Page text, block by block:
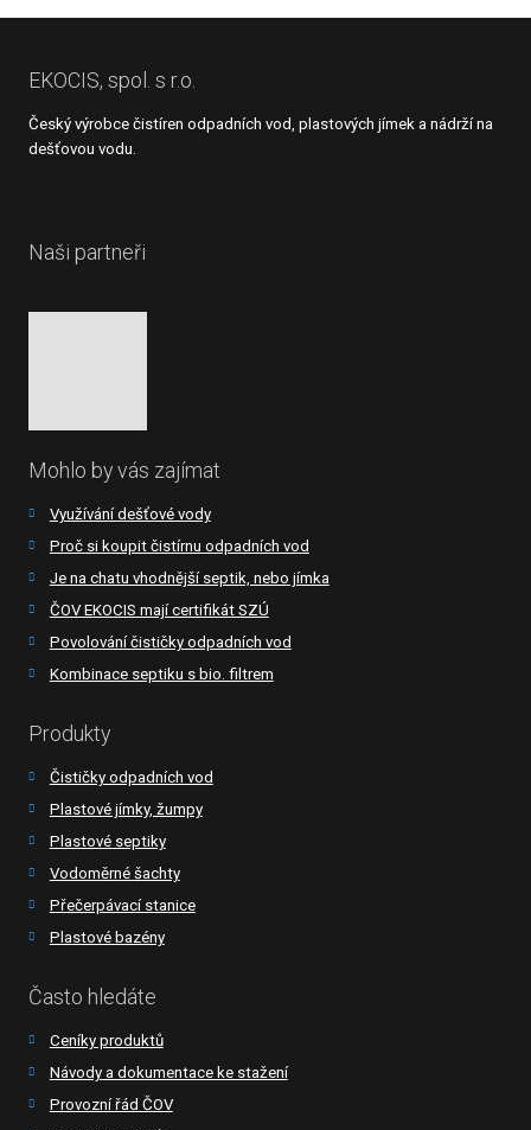
EKOCIS, spol. s r.o.
Český výrobce čistíren odpadních vod, plastových jímek a nádrží na
dešťovou vodu.
Naši partneři
Mohlo by vás zajímat
Využívání dešťové vody
Proč si koupit čistírnu odpadních vod
Je na chatu vhodnější septik, nebo jímka
ČOV EKOCIS mají certifikát SZÚ
Povolování čističky odpadních vod
Kombinace septiku s bio. filtrem
Produkty
Čističky odpadních vod
Plastové jímky, žumpy
Plastové septiky
Vodoměrné šachty
Přečerpávací stanice
Plastové bazény
Často hledáte
Ceníky produktů
Návody a dokumentace ke stažení
Provozní řád ČOV